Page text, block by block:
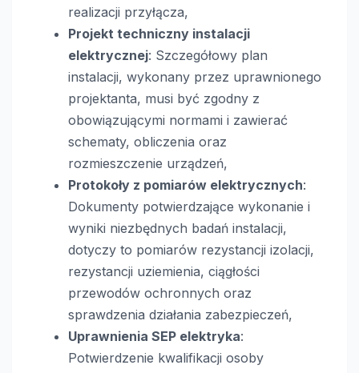
realizacji przyłącza,
Projekt techniczny instalacji
elektrycznej: Szczegółowy plan
instalacji, wykonany przez uprawnionego
projektanta, musi być zgodny z
obowiązującymi normami i zawierać
schematy, obliczenia oraz
rozmieszczenie urządzeń,
Protokoły z pomiarów elektrycznych:
Dokumenty potwierdzające wykonanie i
wyniki niezbędnych badań instalacji,
dotyczy to pomiarów rezystancji izolacji,
rezystancji uziemienia, ciągłości
przewodów ochronnych oraz
sprawdzenia działania zabezpieczeń,
Uprawnienia SEP elektryka:
Potwierdzenie kwalifikacji osoby